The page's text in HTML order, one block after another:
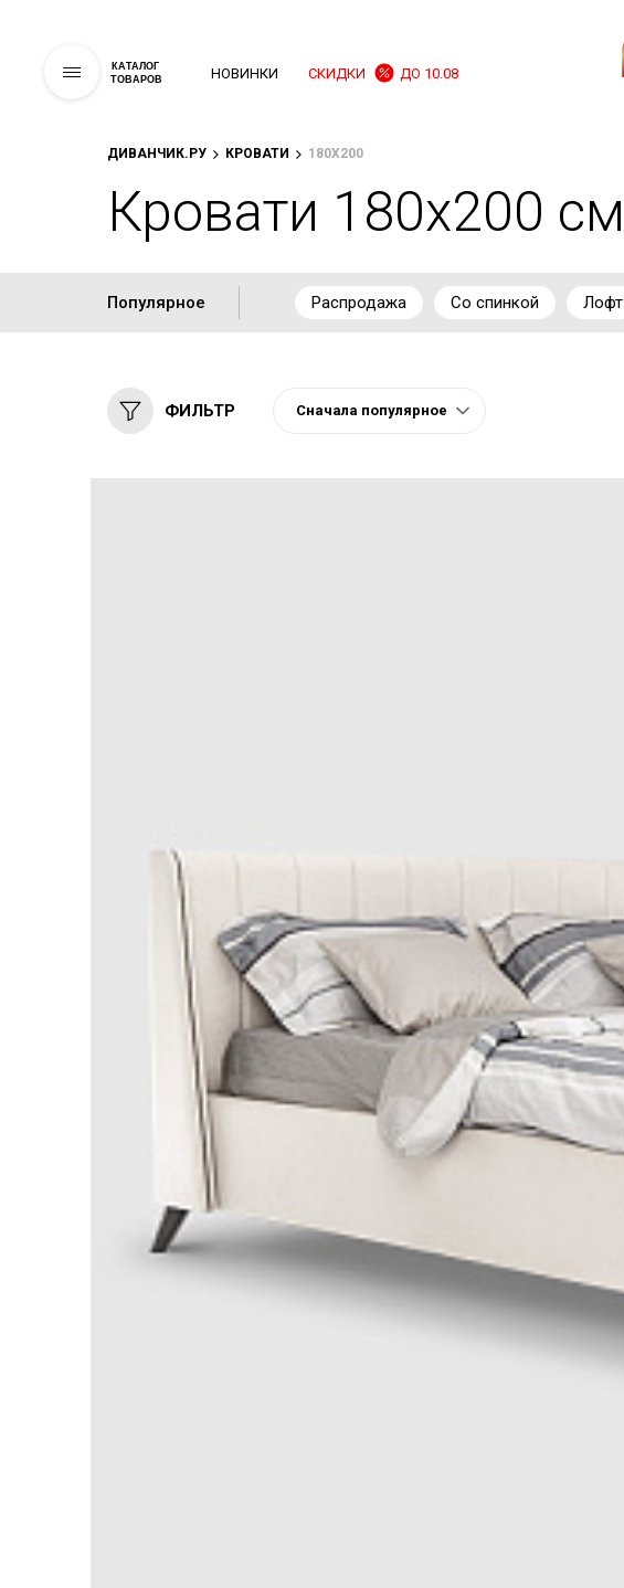
КАТАЛОГ
ТОВАРОВ
НОВИНКИ СКИДКИ ДО 10.08
ДИВАНЧИК.РУ КРОВАТИ 180X200
Кровати 180x200 см
Популярное Распродажа Со спинкой Лофт
ФИЛЬТР